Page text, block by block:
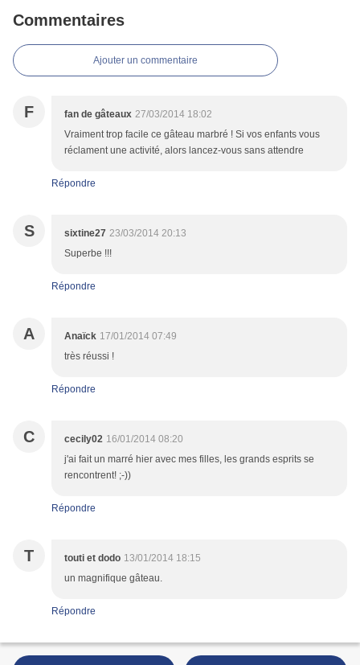
Commentaires
Ajouter un commentaire
F fan de gâteaux 27/03/2014 18:02
Vraiment trop facile ce gâteau marbré ! Si vos enfants vous
réclament une activité, alors lancez-vous sans attendre
Répondre
S sixtine27 23/03/2014 20:13
Superbe !!!
Répondre
A Anaïck 17/01/2014 07:49
très réussi !
Répondre
C cecily02 16/01/2014 08:20
j'ai fait un marré hier avec mes filles, les grands esprits se
rencontrent! ;-))
Répondre
T touti et dodo 13/01/2014 18:15
un magnifique gâteau.
Répondre